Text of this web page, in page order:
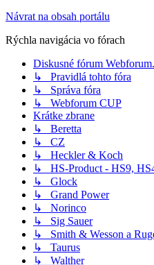
Návrat na obsah portálu
Rýchla navigácia vo fórach
Diskusné fórum
↳ Pravidlá tohto fóra
↳ Správa fóra
↳ Webforum CUP
Krátke zbrane
↳ Beretta
↳ CZ
↳ Heckler & Koch
↳ HS-Product - HS9,
↳ Glock
↳ Grand Power
↳ Norinco
↳ Sig Sauer
↳ Smith & Wesson a
↳ Taurus
↳ Walther